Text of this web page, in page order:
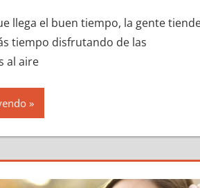
llega el buen tiempo, la gente
tiempo disfrutando de las
al aire